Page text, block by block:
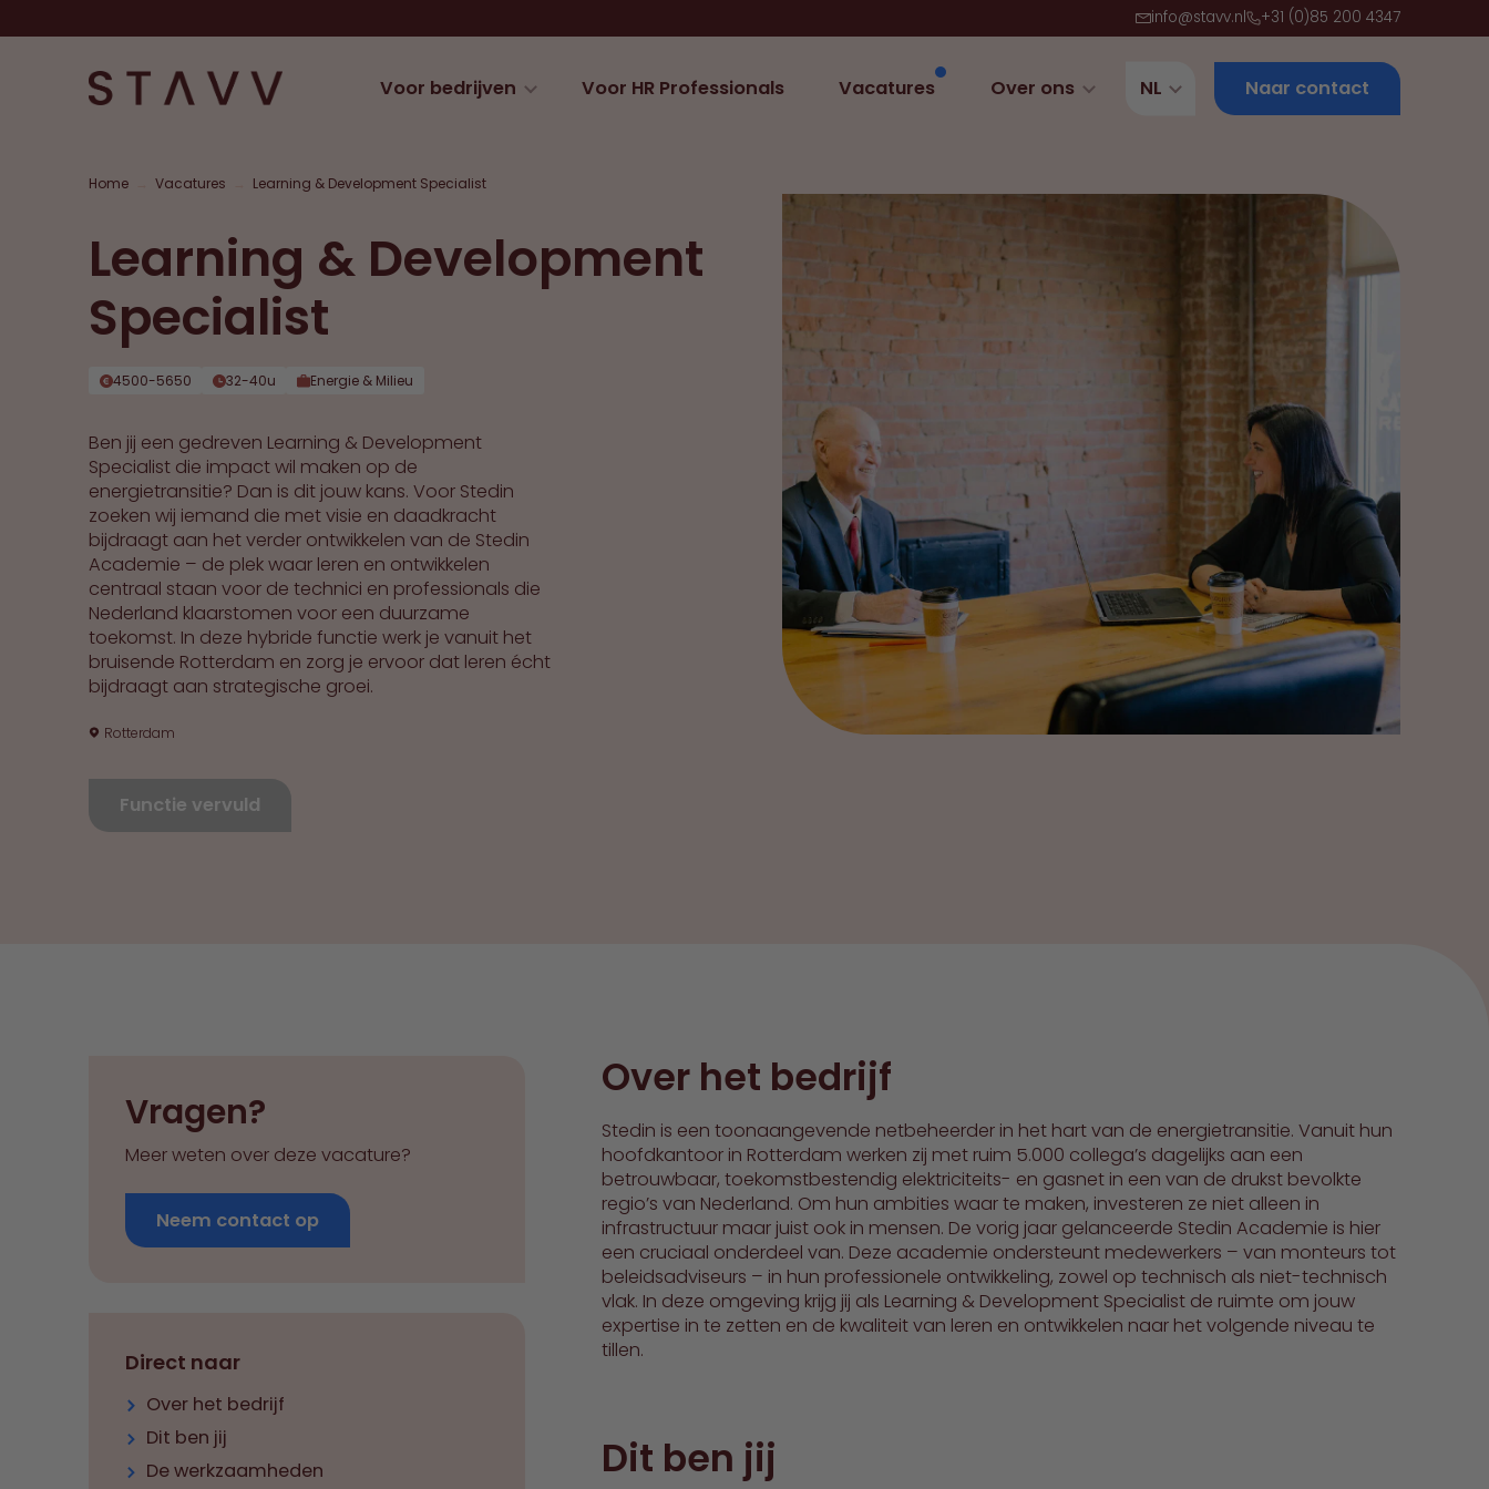
info@stavv.nl +31 (0)85 200 4347
Voor bedrijven Voor HR Professionals Vacatures Over ons NL Naar contact
Home Vacatures Learning & Development Specialist
Learning & Development
Specialist
4500-5650 32-40u Energie & Milieu
Ben jij een gedreven Learning & Development
Specialist die impact wil maken op de
energietransitie? Dan is dit jouw kans. Voor Stedin
zoeken wij iemand die met visie en daadkracht
bijdraagt aan het verder ontwikkelen van de Stedin
Academie – de plek waar leren en ontwikkelen
centraal staan voor de technici en professionals die
Nederland klaarstomen voor een duurzame
toekomst. In deze hybride functie werk je vanuit het
bruisende Rotterdam en zorg je ervoor dat leren écht
bijdraagt aan strategische groei.
Rotterdam
Functie vervuld
Vragen?
Meer weten over deze vacature?
Neem contact op
Direct naar
Over het bedrijf
Dit ben jij
De werkzaamheden
Over het bedrijf
Stedin is een toonaangevende netbeheerder in het hart van de energietransitie. Vanuit hun
hoofdkantoor in Rotterdam werken zij met ruim 5.000 collega’s dagelijks aan een
betrouwbaar, toekomstbestendig elektriciteits- en gasnet in een van de drukst bevolkte
regio’s van Nederland. Om hun ambities waar te maken, investeren ze niet alleen in
infrastructuur maar juist ook in mensen. De vorig jaar gelanceerde Stedin Academie is hier
een cruciaal onderdeel van. Deze academie ondersteunt medewerkers – van monteurs tot
beleidsadviseurs – in hun professionele ontwikkeling, zowel op technisch als niet-technisch
vlak. In deze omgeving krijg jij als Learning & Development Specialist de ruimte om jouw
expertise in te zetten en de kwaliteit van leren en ontwikkelen naar het volgende niveau te
tillen.
Dit ben jij